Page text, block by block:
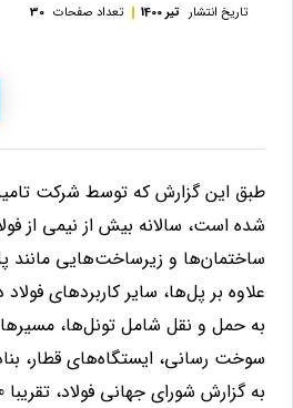
تاریخ انتشار تیر 1400 تعداد صفحات 30
طبق این گزارش که توسط شرکت
شده است، سالانه بیش از نیمی از
ساختمان‌ها و زیرساخت‌هایی مانند
علاوه بر پل‌ها، سایر کاربردهای
به حمل و نقل شامل تونل‌ها،
سوخت رسانی، ایستگاه‌های قطار،
به گزارش شورای جهانی فولاد، تقریبا 60